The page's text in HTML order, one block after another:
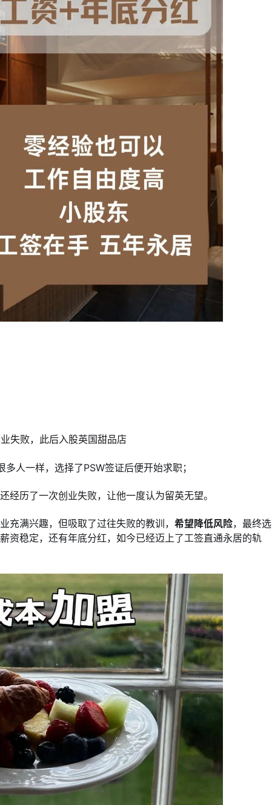
失败，此后入股英国甜品店
人一样，选择了PSW签证后便开始求职；
经历了一次创业失败，让他一度认为留英无望。
充满兴趣，但吸取了过往失败的教训， 希望降低风险，最终选
资稳定，还有年底分红，如今已经迈上了工签直通永居的轨